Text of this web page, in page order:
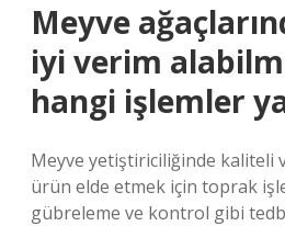
Meyve
iyi verim
hangi işlemler
Meyve yetiştiriciliğinde kaliteli
ürün elde etmek için toprak
gübreleme ve kontrol gibi